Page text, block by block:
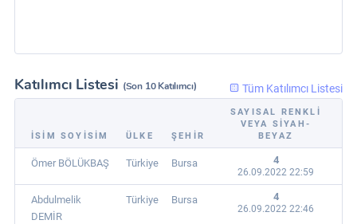
Katılımcı Listesi (Son 10 Katılımcı) Tüm Katılımcı Listesi
İSIM SOYISIM ÜLKE ŞEHIR
SAYISAL RENKLI
VEYA SIYAH-
BEYAZ
Ömer BÖLÜKBAŞ Türkiye Bursa 4
26.09.2022 22:59
Abdulmelik
DEMİR
Türkiye Bursa 4
26.09.2022 22:46